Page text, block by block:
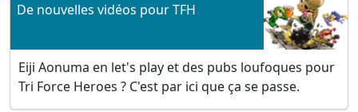
De nouvelles vidéos pour TFH
Eiji Aonuma en let's play et des pubs loufoques pour
Tri Force Heroes ? C'est par ici que ça se passe.